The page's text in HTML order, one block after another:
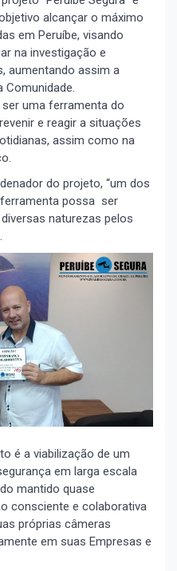
alcançar o máximo
em Peruíbe, visando
na investigação e
aumentando assim a
Comunidade.
uma ferramenta do
e reagir a situações
assim como na
do projeto, “um dos
possa ser
naturezas pelos
é a viabilização de um
em larga escala
mantido quase
consciente e colaborativa
próprias câmeras
em suas Empresas e